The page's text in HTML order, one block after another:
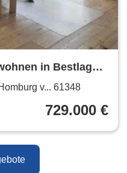
in Bestlage -
v... 61348
729.000 €